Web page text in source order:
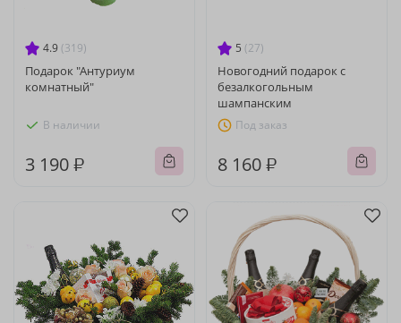
4.9 (319)
Подарок "Антуриум
комнатный"
В наличии
3 190 ₽
5 (27)
Новогодний подарок с
безалкогольным
шампанским
Под заказ
8 160 ₽